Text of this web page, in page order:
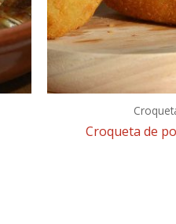
Croqueta de